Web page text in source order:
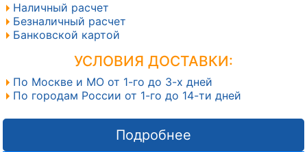
Наличный расчет
Безналичный расчет
Банковской картой
УСЛОВИЯ ДОСТАВКИ:
По Москве и МО от 1-го до 3-х дней
По городам России от 1-го до 14-ти дней
Подробнее